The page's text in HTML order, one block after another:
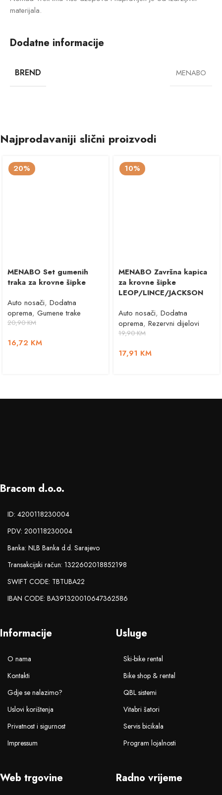
materijala.
Dodatne informacije
BREND MENABO
Najprodavaniji slični proizvodi
20%
MENABO Set gumenih
traka za krovne šipke
Auto nosači, Dodatna
oprema, Gumene trake
20,90KM
16,72 KM
10%
MENABO Završna kapica
za krovne šipke
LEOP/LINCE/JACKSON
Auto nosači, Dodatna
oprema, Rezervni dijelovi
19,90KM
17,91 KM
Bracom d.o.o.
ID: 4200118230004
PDV: 200118230004
Banka: NLB Banka d.d. Sarajevo
Transakcijski račun: 1322602018852198
SWIFT CODE: TBTUBA22
IBAN CODE: BA391320010647362586
Informacije
O nama
Kontakti
Gdje se nalazimo?
Uslovi korištenja
Privatnost i sigurnost
Impressum
Usluge
Ski-bike rental
Bike shop & rental
QBL sistemi
Vitabri šatori
Servis bicikala
Program lojalnosti
Web trgovine Radno vrijeme